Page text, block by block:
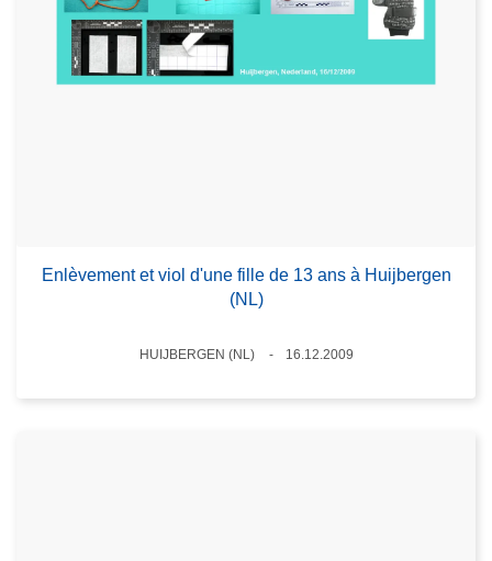
Enlèvement et viol d'une fille de 13 ans à Huijbergen
(NL)
Standort
HUIJBERGEN (NL)
16.12.2009